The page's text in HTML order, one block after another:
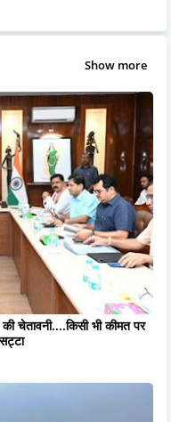
Show more
चेतावनी....किसी भी कीमत पर